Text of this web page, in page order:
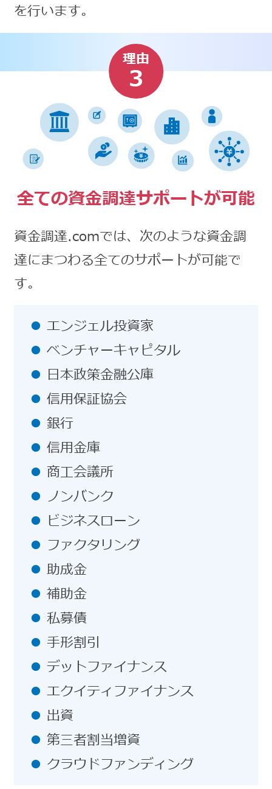
を行います。
理由
3
全ての資金調達サポートが可能
資金調達.comでは、次のような資金調
達にまつわる全てのサポートが可能で
す。
エンジェル投資家
ベンチャーキャピタル
日本政策金融公庫
信用保証協会
銀行
信用金庫
商工会議所
ノンバンク
ビジネスローン
ファクタリング
助成金
補助金
私募債
手形割引
デットファイナンス
エクイティファイナンス
出資
第三者割当増資
クラウドファンディング